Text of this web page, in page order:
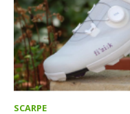
SCARPE